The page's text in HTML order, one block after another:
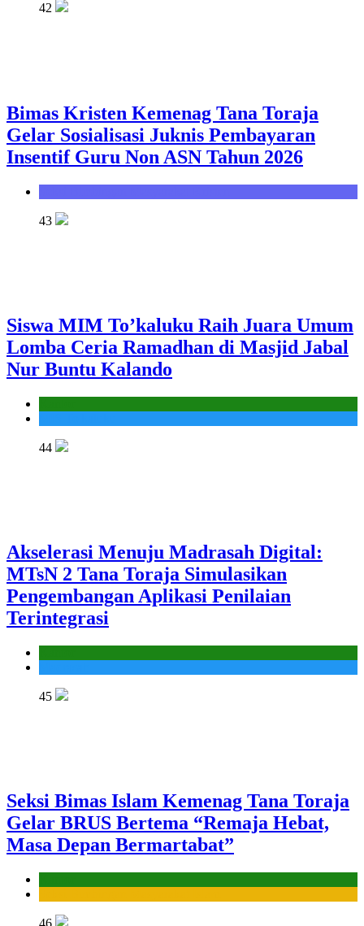
42
Bimas Kristen Kemenag Tana Toraja
Gelar Sosialisasi Juknis Pembayaran
Insentif Guru Non ASN Tahun 2026
43
Siswa MIM To’kaluku Raih Juara Umum
Lomba Ceria Ramadhan di Masjid Jabal
Nur Buntu Kalando
44
Akselerasi Menuju Madrasah Digital:
MTsN 2 Tana Toraja Simulasikan
Pengembangan Aplikasi Penilaian
Terintegrasi
45
Seksi Bimas Islam Kemenag Tana Toraja
Gelar BRUS Bertema “Remaja Hebat,
Masa Depan Bermartabat”